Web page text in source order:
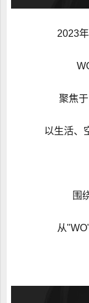
2023
聚焦
以生活、
围
从